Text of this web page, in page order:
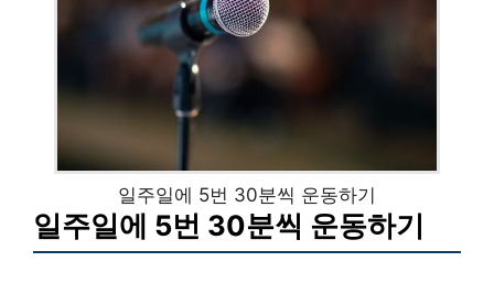
일주일에 5번 30분씩 운동하기
일주일에 5번 30분씩 운동하기